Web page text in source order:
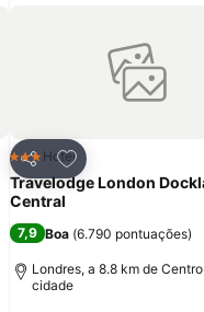
Partilhar
Adicionar aos
3 Estrelas
Hotel
Travelodge London
Central
7,9 Boa (6.790 pontuações)
Londres, a 8.8 km de
cidade